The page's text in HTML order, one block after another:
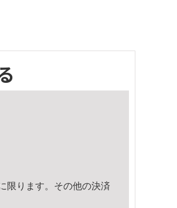
限ります。その他の決済